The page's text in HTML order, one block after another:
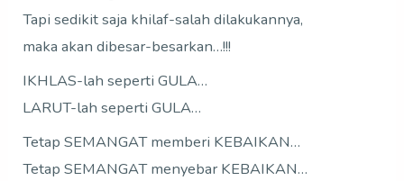
Tapi sedikit saja khilaf-salah dilakukannya,
maka akan dibesar-besarkan…!!!
IKHLAS-lah seperti GULA…
LARUT-lah seperti GULA…
Tetap SEMANGAT memberi KEBAIKAN…
Tetap SEMANGAT menyebar KEBAIKAN…